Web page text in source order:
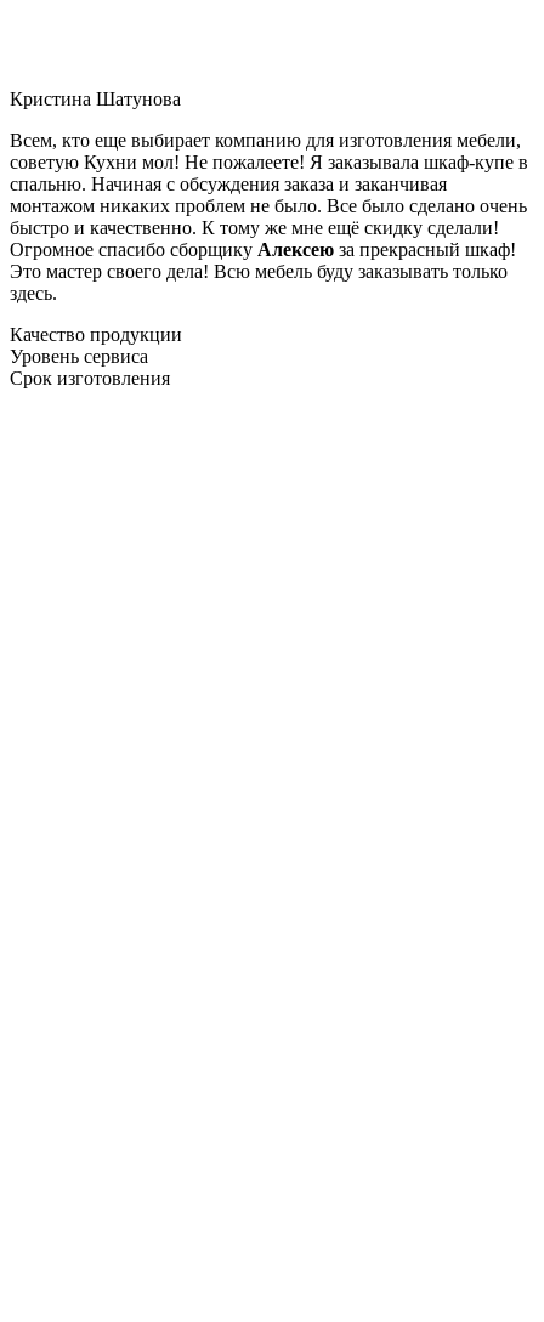
Кристина Шатунова
Всем, кто еще выбирает компанию для изготовления мебели,
советую Кухни мол! Не пожалеете! Я заказывала шкаф-купе в
спальню. Начиная с обсуждения заказа и заканчивая
монтажом никаких проблем не было. Все было сделано очень
быстро и качественно. К тому же мне ещё скидку сделали!
Огромное спасибо сборщику Алексею за прекрасный шкаф!
Это мастер своего дела! Всю мебель буду заказывать только
здесь.
Качество продукции
Уровень сервиса
Срок изготовления